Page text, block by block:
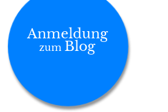
Anmeldung
zum Blog